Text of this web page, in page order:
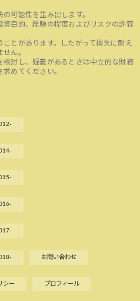
可能性を生み出します。
資目的、経験の程度およびリスクの許容
とがあります。したがって損失に耐え
ん。
検討し、疑義があるときは中立的な財務
めてください。
お問い合わせ
シー プロフィール